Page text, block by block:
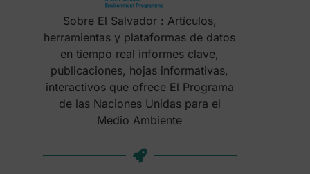
Sobre El Salvador : Artículos,
herramientas y plataformas de datos
en tiempo real informes clave,
publicaciones, hojas informativas,
interactivos que ofrece El Programa
de las Naciones Unidas para el
Medio Ambiente